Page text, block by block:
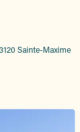
Sainte-Maxime
favoris